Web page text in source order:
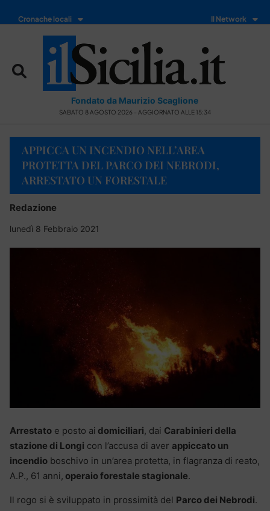
Cronache locali Il Network
Fondato da Maurizio Scaglione
SABATO 8 AGOSTO 2026 - AGGIORNATO ALLE 15:34
APPICCA UN INCENDIO NELL’AREA
PROTETTA DEL PARCO DEI NEBRODI,
ARRESTATO UN FORESTALE
Redazione
lunedì 8 Febbraio 2021
Arrestato e posto ai domiciliari, dai Carabinieri della
stazione di Longi con l’accusa di aver appiccato un
incendio boschivo in un’area protetta, in flagranza di reato,
A.P., 61 anni, operaio forestale stagionale.
Il rogo si è sviluppato in prossimità del Parco dei Nebrodi.